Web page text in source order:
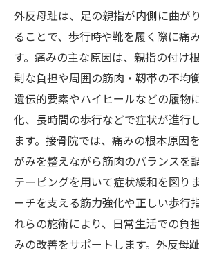
外反母趾は、足の親指が内側に曲が
ることで、歩行時や靴を履く際に痛
す。痛みの主な原因は、親指の付け
剰な負担や周囲の筋肉・靭帯の不均
遺伝的要素やハイヒールなどの履物
化、長時間の歩行などで症状が進行
ます。接骨院では、痛みの根本原因
がみを整えながら筋肉のバランスを
テーピングを用いて症状緩和を図り
ーチを支える筋力強化や正しい歩行
れらの施術により、日常生活での負
みの改善をサポートします。外反母